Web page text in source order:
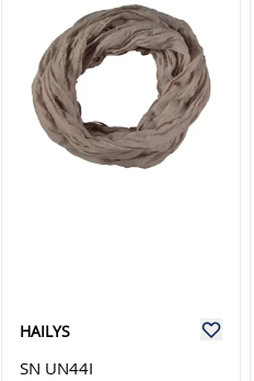
HAILYS
SN UN44I